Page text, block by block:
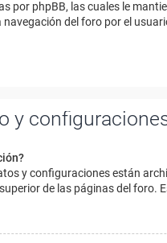
por phpBB, las cuales le
del foro por el
y
y configuraciones están
de las páginas del